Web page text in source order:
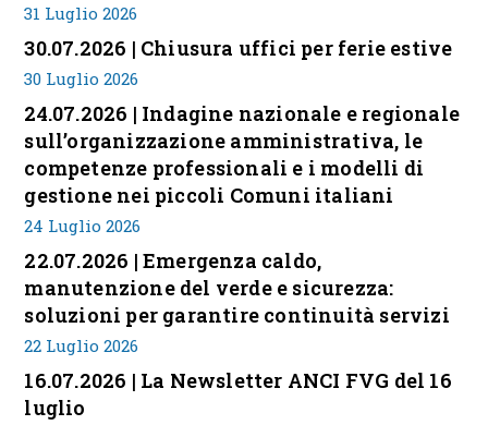
31 Luglio 2026
30.07.2026 | Chiusura uffici per ferie estive
30 Luglio 2026
24.07.2026 | Indagine nazionale e regionale
sull’organizzazione amministrativa, le
competenze professionali e i modelli di
gestione nei piccoli Comuni italiani
24 Luglio 2026
22.07.2026 | Emergenza caldo,
manutenzione del verde e sicurezza:
soluzioni per garantire continuità servizi
22 Luglio 2026
16.07.2026 | La Newsletter ANCI FVG del 16
luglio